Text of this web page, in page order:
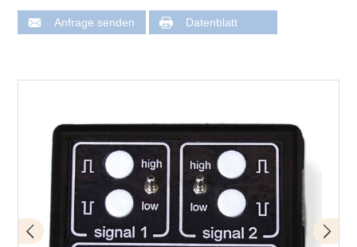
Anfrage senden Datenblatt